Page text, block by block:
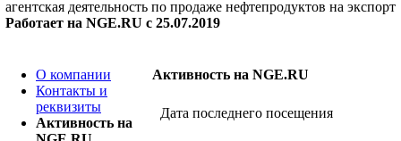
агентская деятельность по продаже нефтепродуктов на экспорт
Работает на NGE.RU с 25.07.2019
О компании
Контакты и
реквизиты
Активность на
Активность на NGE.RU
Дата последнего посещения